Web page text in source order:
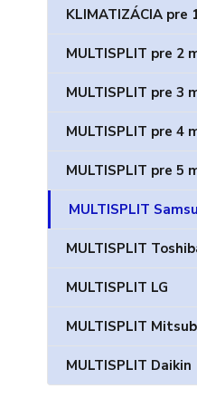
KLIMATIZÁCIA pre
MULTISPLIT pre 2
MULTISPLIT pre 3
MULTISPLIT pre 4
MULTISPLIT pre 5
MULTISPLIT
MULTISPLIT
MULTISPLIT LG
MULTISPLIT
MULTISPLIT Daikin